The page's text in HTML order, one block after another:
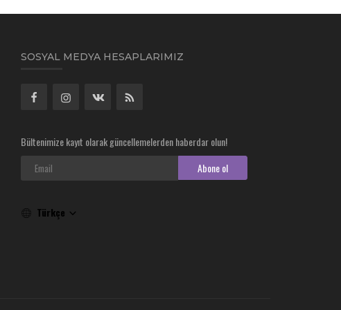
SOSYAL MEDYA HESAPLARIMIZ
Bültenimize kayıt olarak güncellemelerden haberdar olun!
Abone ol
Türkçe